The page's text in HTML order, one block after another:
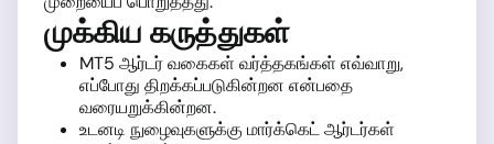
முக்கிய கருத்துகள்
MT5 ஆர்டர் வகைகள் வர்த்தகங்கள் எவ்வாறு,
எப்போது திறக்கப்படுகின்றன என்பதை
வரையறுக்கின்றன.
உடனடி நுழைவுகளுக்கு மார்க்கெட் ஆர்டர்கள்